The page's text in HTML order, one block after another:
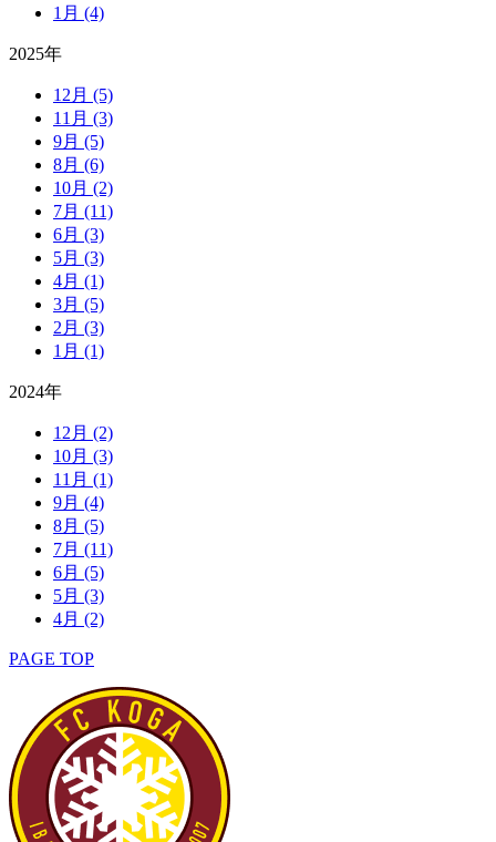
1月 (4)
2025年
12月 (5)
11月 (3)
9月 (5)
8月 (6)
10月 (2)
7月 (11)
6月 (3)
5月 (3)
4月 (1)
3月 (5)
2月 (3)
1月 (1)
2024年
12月 (2)
10月 (3)
11月 (1)
9月 (4)
8月 (5)
7月 (11)
6月 (5)
5月 (3)
4月 (2)
PAGE TOP